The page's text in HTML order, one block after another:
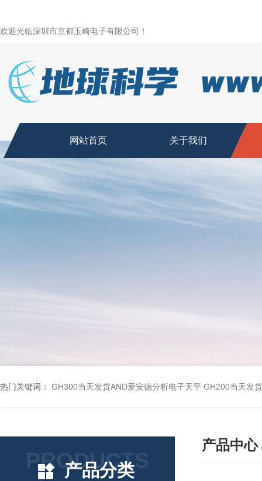
欢迎光临深圳市京都玉崎电子有限公司！
网站首页 关于我们
热门关键词： GH300当天发货AND爱安德分析电子天平 GH200当天发
PRODUCTS
产品分类
产品中心